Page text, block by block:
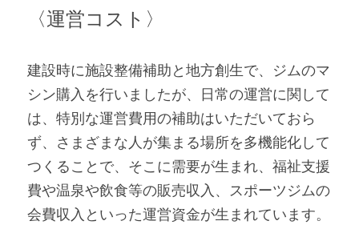
〈運営コスト〉
建設時に施設整備補助と地方創生で、ジムのマ
シン購入を行いましたが、日常の運営に関して
は、特別な運営費用の補助はいただいておら
ず、さまざまな人が集まる場所を多機能化して
つくることで、そこに需要が生まれ、福祉支援
費や温泉や飲食等の販売収入、スポーツジムの
会費収入といった運営資金が生まれています。